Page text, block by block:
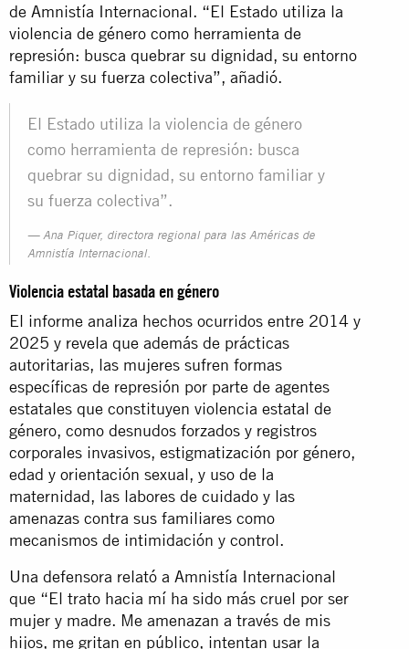
de Amnistía Internacional. “El Estado utiliza la
violencia de género como herramienta de
represión: busca quebrar su dignidad, su entorno
familiar y su fuerza colectiva”, añadió.
El Estado utiliza la violencia de género
como herramienta de represión: busca
quebrar su dignidad, su entorno familiar y
su fuerza colectiva”.
Ana Piquer, directora regional para las Américas de
Amnistía Internacional.
Violencia estatal basada en género
El informe analiza hechos ocurridos entre 2014 y
2025 y revela que además de prácticas
autoritarias, las mujeres sufren formas
específicas de represión por parte de agentes
estatales que constituyen violencia estatal de
género, como desnudos forzados y registros
corporales invasivos, estigmatización por género,
edad y orientación sexual, y uso de la
maternidad, las labores de cuidado y las
amenazas contra sus familiares como
mecanismos de intimidación y control.
Una defensora relató a Amnistía Internacional
que “El trato hacia mí ha sido más cruel por ser
mujer y madre. Me amenazan a través de mis
hijos, me gritan en público, intentan usar la